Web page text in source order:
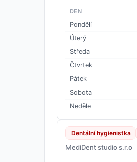
DEN
Pondělí
Úterý
Středa
Čtvrtek
Pátek
Sobota
Neděle
Dentální hygienistka
MediDent studio s.r.o